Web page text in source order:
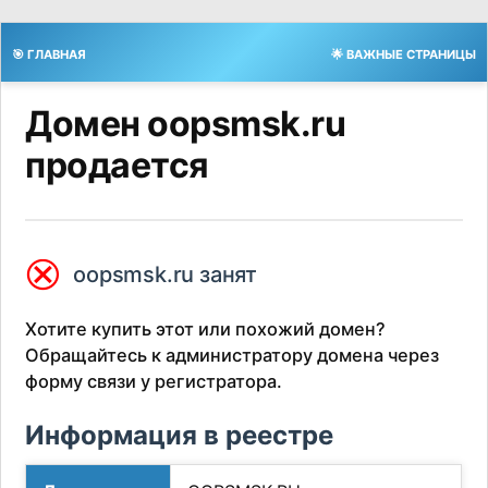
🎯 ГЛАВНАЯ 🌟 ВАЖНЫЕ СТРАНИЦЫ
Домен oopsmsk.ru
продается
⮿ oopsmsk.ru занят
Хотите купить этот или похожий домен?
Обращайтесь к администратору домена через
форму связи у регистратора.
Информация в реестре